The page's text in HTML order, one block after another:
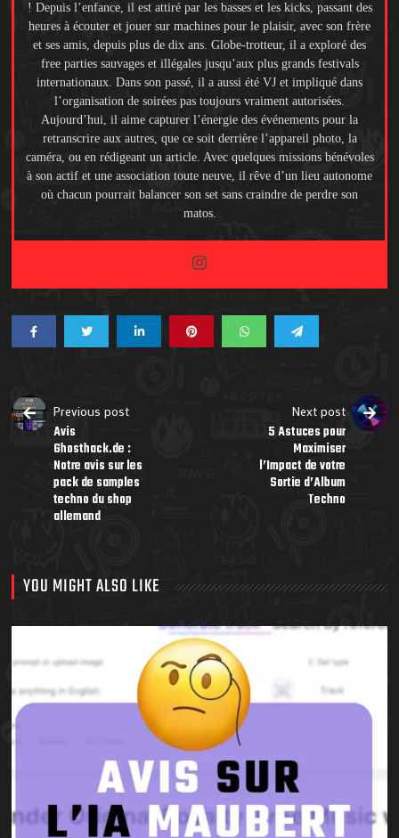
! Depuis l’enfance, il est attiré par les basses et les kicks, passant des
heures à écouter et jouer sur machines pour le plaisir, avec son frère
et ses amis, depuis plus de dix ans. Globe-trotteur, il a exploré des
free parties sauvages et illégales jusqu’aux plus grands festivals
internationaux. Dans son passé, il a aussi été VJ et impliqué dans
l’organisation de soirées pas toujours vraiment autorisées.
Aujourd’hui, il aime capturer l’énergie des événements pour la
retranscrire aux autres, que ce soit derrière l’appareil photo, la
caméra, ou en rédigeant un article. Avec quelques missions bénévoles
à son actif et une association toute neuve, il rêve d’un lieu autonome
où chacun pourrait balancer son set sans craindre de perdre son
matos.
Previous post
Avis
Ghosthack.de :
Notre avis sur les
pack de samples
techno du shop
allemand
Next post
5 Astuces pour
Maximiser
l’Impact de votre
Sortie d’Album
Techno
YOU MIGHT ALSO LIKE